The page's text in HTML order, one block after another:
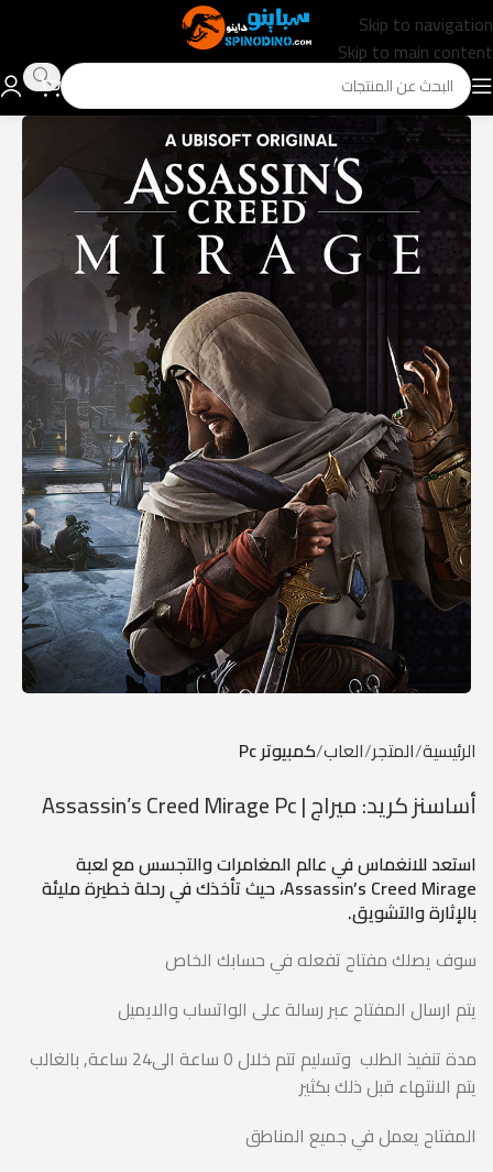
Skip to navigation
Skip to main content
الرئيسية المتجر العاب كمبيوتر Pc
أساسنز كريد: ميراج | Assassin’s Creed Mirage Pc
استعد للانغماس في عالم المغامرات والتجسس مع لعبة
Assassin’s Creed Mirage، حيث تأخذك في رحلة خطيرة مليئة
بالإثارة والتشويق.
سوف يصلك مفتاح تفعله في حسابك الخاص
يتم ارسال المفتاح عبر رسالة على الواتساب والايميل
مدة تنفيذ الطلب وتسليم تتم خلال 0 ساعة الى24 ساعة, بالغالب
يتم الانتهاء قبل ذلك بكثير
المفتاح يعمل في جميع المناطق